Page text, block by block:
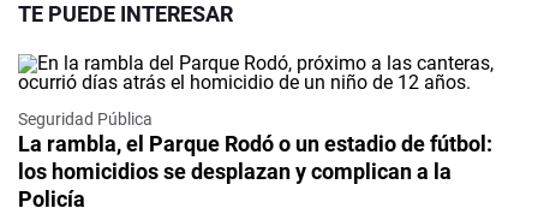
TE PUEDE INTERESAR
Seguridad Pública
La rambla, el Parque Rodó o un estadio de fútbol:
los homicidios se desplazan y complican a la
Policía